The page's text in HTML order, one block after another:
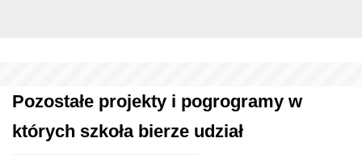
Pozostałe projekty i pogrogramy w
których szkoła bierze udział